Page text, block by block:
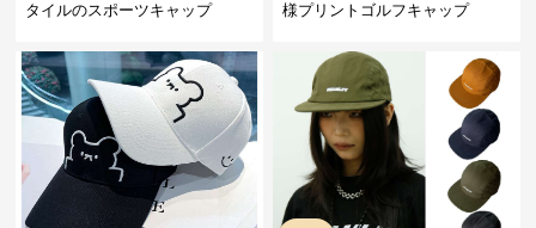
タイルのスポーツキャップ
様プリントゴルフキャップ